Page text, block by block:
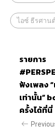
ไอซ์ ธีรศาน
รายการ
ฟังเพลง “
เท่านั้น”
ครั้งได้ที่นี่